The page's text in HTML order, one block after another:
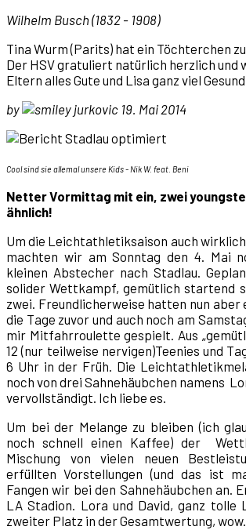
Wilhelm Busch (1832 - 1908)
Tina Wurm (Parits) hat ein Töchterchen
Der HSV gratuliert natürlich herzlich und
Eltern alles Gute und Lisa ganz viel
by
jurkovic 19. Mai 2014
Cool sind sie allemal unsere Kids - Nik W. feat. Beni
Netter Vormittag mit ein, zwei
ähnlich!
Um die Leichtathletiksaison auch wirklich
machten wir am Sonntag den 4. Mai
kleinen Abstecher nach Stadlau.
solider Wettkampf, gemütlich startend
zwei. Freundlicherweise hatten nun aber
die Tage zuvor und auch noch am
mir Mitfahrroulette gespielt. Aus
12 (nur teilweise nervigen)Teenies und
6 Uhr in der Früh. Die
noch von drei Sahnehäubchen namens
vervollständigt. Ich liebe es.
Um bei der Melange zu bleiben (ich
noch schnell einen Kaffee) der
Mischung von vielen neuen
erfüllten Vorstellungen (und das ist
Fangen wir bei den Sahnehäubchen an.
LA Stadion. Lora und David, ganz tolle
zweiter Platz in der Gesamtwertung, wow.